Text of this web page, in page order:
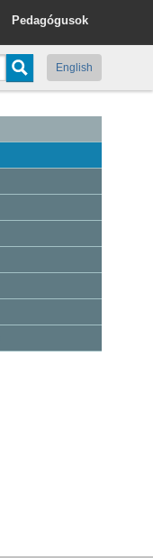
Pedagógusok
English